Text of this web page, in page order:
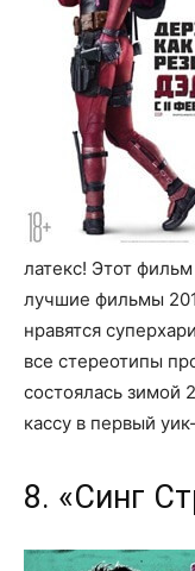
латекс! Этот
лучшие фильмы
нравятся
все стереотипы
состоялась зимой
кассу в первый
8. «Синг